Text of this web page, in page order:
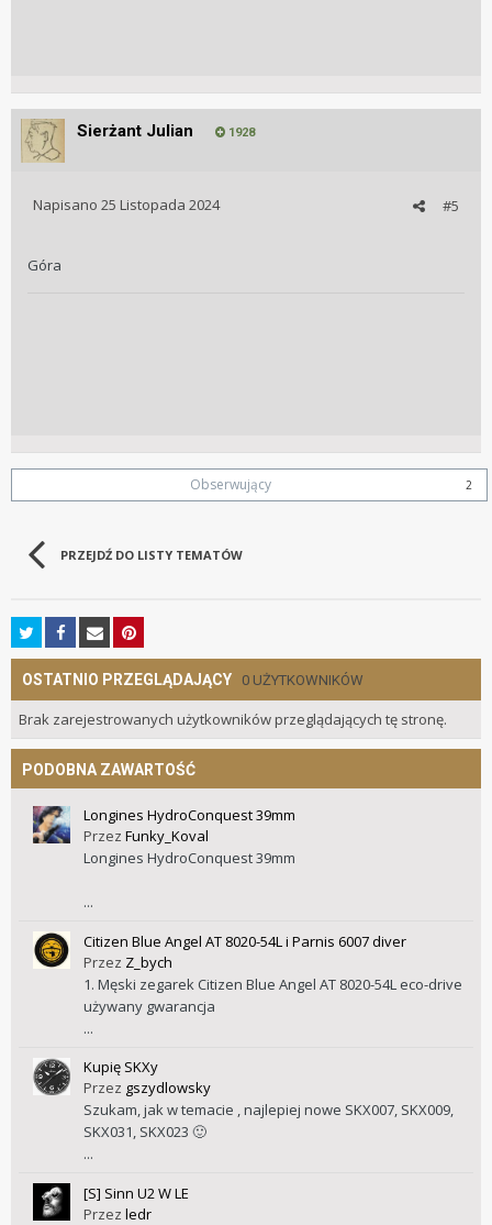
Sierżant Julian 1928
#5
Napisano 25 Listopada 2024
Góra
Obserwujący 2
PRZEJDŹ DO LISTY TEMATÓW
OSTATNIO PRZEGLĄDAJĄCY 0 UŻYTKOWNIKÓW
Brak zarejestrowanych użytkowników przeglądających tę stronę.
PODOBNA ZAWARTOŚĆ
Longines HydroConquest 39mm
Przez Funky_Koval
Longines HydroConquest 39mm
...
Citizen Blue Angel AT 8020-54L i Parnis 6007 diver
Przez Z_bych
1. Męski zegarek Citizen Blue Angel AT 8020-54L eco-drive
używany gwarancja
...
Kupię SKXy
Przez gszydlowsky
Szukam, jak w temacie , najlepiej nowe SKX007, SKX009,
SKX031, SKX023 🙂
...
[S] Sinn U2 W LE
Przez ledr